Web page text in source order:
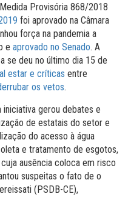
Provisória 868/2018
foi aprovado na Câmara
força na pandemia a
e aprovado no Senado. A
se deu no último dia 15 de
estar e críticas entre
os vetos.
gerou debates e
de estatais do setor e
do acesso à água
e tratamento de esgotos,
ausência coloca em risco
suspeitas o fato de o
(PSDB-CE),